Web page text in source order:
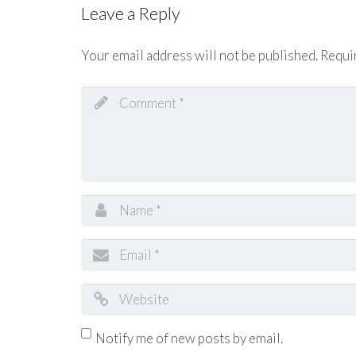
Leave a Reply
Your email address will not be published.
Notify me of new posts by email.